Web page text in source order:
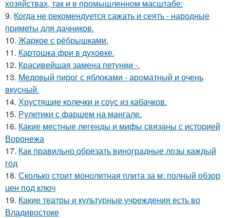
хозяйствах, так и в промышленном масштабе:
9. Когда не рекомендуется сажать и сеять - народные
приметы для дачников.
10. Жаркое с рёбрышками.
11. Картошка фри в духовке.
12. Красивейшая замена петунии -.
13. Медовый пирог с яблоками - ароматный и очень
вкусный.
14. Хрустящие колечки и соус из кабачков.
15. Рулетики с фаршем на мангале.
16. Какие местные легенды и мифы связаны с историей
Воронежа
17. Как правильно обрезать виноградные лозы каждый
год
18. Сколько стоит монолитная плита за м: полный обзор
цен под ключ
19. Какие театры и культурные учреждения есть во
Владивостоке